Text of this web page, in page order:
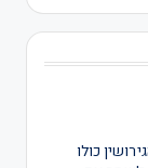
כולו